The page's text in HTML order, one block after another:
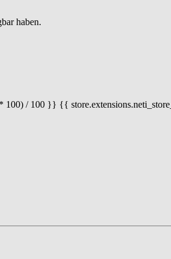
haben.
100) / 100 }} {{